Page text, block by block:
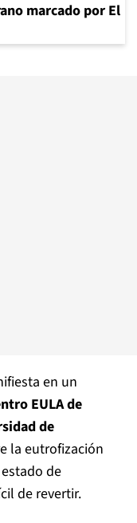
marcado por El
en un
EULA de
de
la eutrofización
de
de revertir.